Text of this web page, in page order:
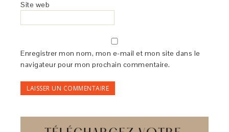
Site web
Enregistrer mon nom, mon e-mail et mon site dans le
navigateur pour mon prochain commentaire.